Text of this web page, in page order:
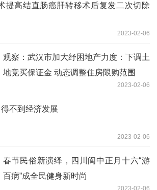
提高结直肠癌肝转移术后复发二次切除
2023-02-06
观察：武汉市加大纾困地产力度：下调土
地竞买保证金 动态调整住房限购范围
2023-02-06
不到经济发展
2023-02-06
春节民俗新演绎，四川阆中正月十六“游
百病”成全民健身新时尚
2023-02-06